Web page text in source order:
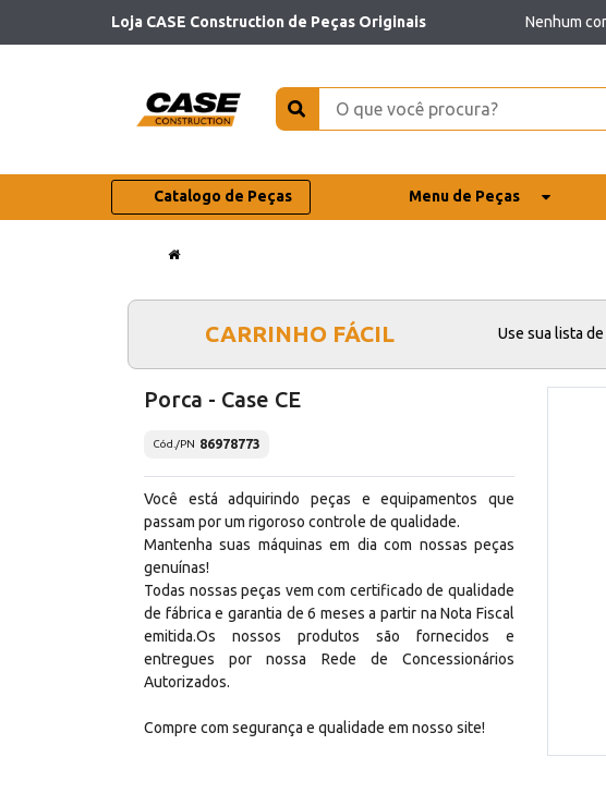
Loja CASE Construction de Peças Originais Nenhum
Catalogo de Peças Menu de Peças
CARRINHO FÁCIL Use sua lista
Porca - Case CE
Cód./PN 86978773
Você está adquirindo peças e equipamentos que
passam por um rigoroso controle de qualidade.
Mantenha suas máquinas em dia com nossas peças
genuínas!
Todas nossas peças vem com certificado de qualidade
de fábrica e garantia de 6 meses a partir na Nota Fiscal
emitida.Os nossos produtos são fornecidos e
entregues por nossa Rede de Concessionários
Autorizados.
Compre com segurança e qualidade em nosso site!